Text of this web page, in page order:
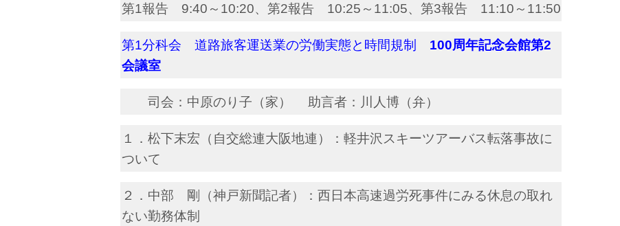
第1報告 9:40～10:20、第2報告 10:25～11:05、第3報告 11:10～11:50
第1分科会 道路旅客運送業の労働実態と時間規制 100周年記念会館第2
会議室
司会：中原のり子（家） 助言者：川人博（弁）
１．松下末宏（自交総連大阪地連）：軽井沢スキーツアーバス転落事故に
ついて
２．中部 剛（神戸新聞記者）：西日本高速過労死事件にみる休息の取れ
ない勤務体制